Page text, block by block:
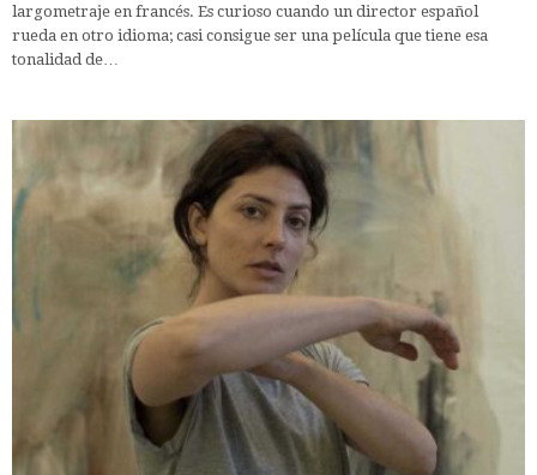
largometraje en francés. Es curioso cuando un director español
rueda en otro idioma; casi consigue ser una película que tiene esa
tonalidad de…